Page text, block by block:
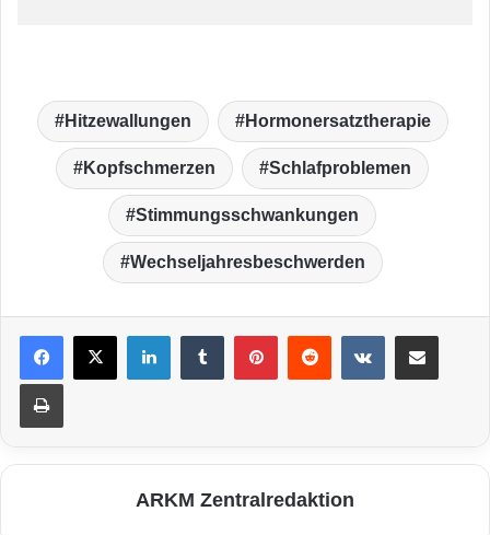
Hitzewallungen Hormonersatztherapie
Kopfschmerzen Schlafproblemen
Stimmungsschwankungen
Wechseljahresbeschwerden
LinkedIn VKontakte
Drucken
ARKM Zentralredaktion